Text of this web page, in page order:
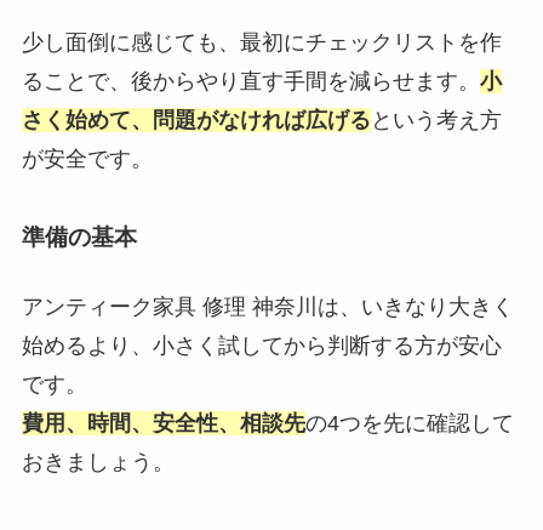
少し面倒に感じても、最初にチェックリストを作
ることで、後からやり直す手間を減らせます。 小
さく始めて、問題がなければ広げる という考え方
が安全です。
準備の基本
アンティーク家具 修理 神奈川は、いきなり大きく
始めるより、小さく試してから判断する方が安心
です。
費用、時間、安全性、相談先の4つを先に確認して
おきましょう。